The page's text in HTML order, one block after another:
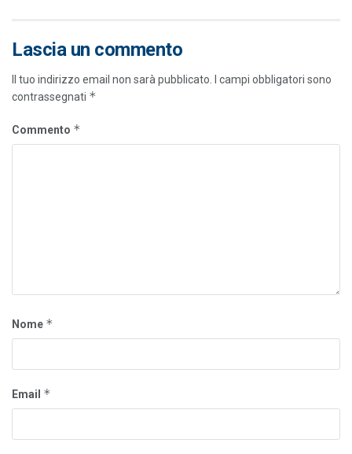
Lascia un commento
Il tuo indirizzo email non sarà pubblicato.
I campi obbligatori sono
contrassegnati *
Commento *
Nome *
Email *